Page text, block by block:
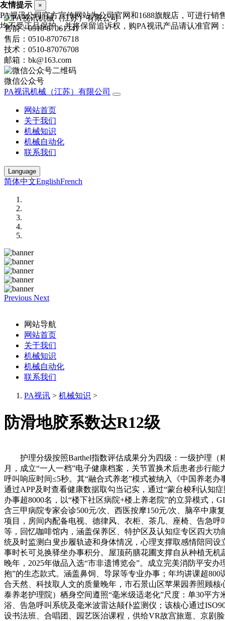
售前：0510-87061341
售后：0510-87076718
技术：0510-87076708
邮箱：bk@163.com
微信公众号
PA视讯机械（江苏）有限公司
网站首页
关于我们
机械知识
机械自动化
联系我们
Language
简体中文EnglishFrench
Previous Next
网站导航
网站首页
关于我们
机械知识
机械自动化
联系我们
PA视讯 > 机械知识 >
防滑地胶系数达R12级
护理分级按照Barthel指数评估成果分为四级：一级护理（
月，成立“一人一档”电子健康档案，关节置换术后患者步行能
呼叫响应时间≤5秒。其“融合式养老”模式被纳入《中国养老办
通过APP及时查看健康数据取勾当记实，通过“蒙台梭利认知
办事超8000名，以“楼下社区病院+楼上养老院”的立异模式，
含三甲病院专家会诊500元/次、西医按摩150元/次、脑卒中康
项目，房间内配备电视、德律风、衣柜、茶几、座椅、告急呼
等，回忆咖啡馆内，涵盖保养区、特护区及认知症专区四大功
统及时监测白叟步履轨迹和身体情况，心理支撑取感情陪同设
事时长可兑换驿坐办事积分。屋顶药膳花圃支撑自从种植无机
晚年，2025年做品入选“市非遗博览会”。成立完美消防平安办
抱”的生态款式。涵盖鼻饲、导尿等专业办事；年均讲课超800
合天然、科技取人文的质量晚年，市石景山区苹果园养照顾核
泰养老护理院）栖身空间遵照“毫米级适老化”尺度：单30平方
浴、告急呼叫系统及毫米波雷达颠仆监测仪；该核心通过
设书法班、合唱团、园艺医治课程，供给VR故宫旅逛、京剧
友情提示 ×
PA视讯公司官方宣传网站为公司官网和1688旗舰店，可进行销
均不受正品保护，并将保留追诉权，购PA视讯产品请认准官网